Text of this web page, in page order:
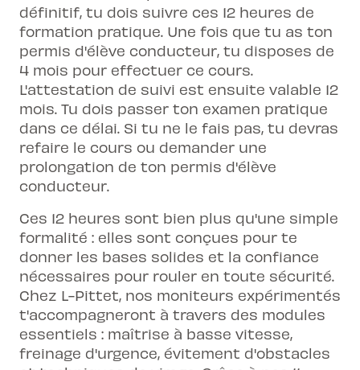
définitif, tu dois suivre ces 12 heures de
formation pratique. Une fois que tu as ton
permis d'élève conducteur, tu disposes de
4 mois pour effectuer ce cours.
L'attestation de suivi est ensuite valable 12
mois. Tu dois passer ton examen pratique
dans ce délai. Si tu ne le fais pas, tu devras
refaire le cours ou demander une
prolongation de ton permis d'élève
conducteur.
Ces 12 heures sont bien plus qu'une simple
formalité : elles sont conçues pour te
donner les bases solides et la confiance
nécessaires pour rouler en toute sécurité.
Chez L-Pittet, nos moniteurs expérimentés
t'accompagneront à travers des modules
essentiels : maîtrise à basse vitesse,
freinage d'urgence, évitement d'obstacles